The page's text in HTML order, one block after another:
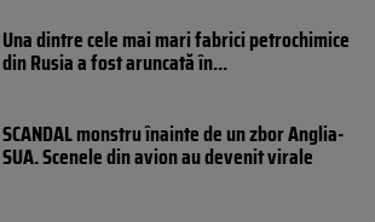
Una dintre cele mai mari fabrici petrochimice
din Rusia a fost aruncată în...
SCANDAL monstru înainte de un zbor Anglia-
SUA. Scenele din avion au devenit virale